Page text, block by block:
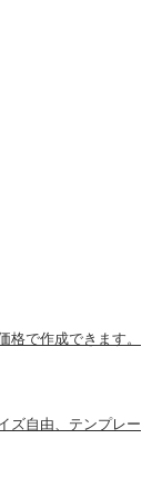
格で作成できます。
ズ自由、テンプレー